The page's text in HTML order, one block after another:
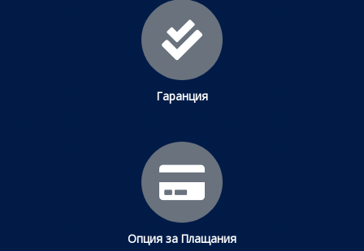
Гаранция
Опция за Плащания